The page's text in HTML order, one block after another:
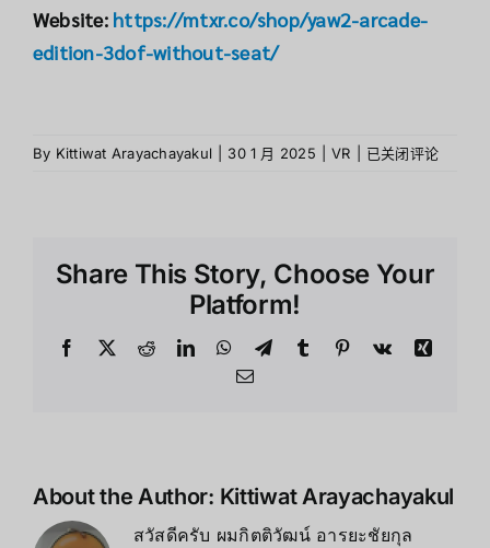
Website: https://mtxr.co/shop/yaw2-arcade-
edition-3dof-without-seat/
By Kittiwat Arayachayakul 30 1 月 2025 VR
ประสบการณ์
ประหยัด
3DoF
已关闭评论
Share This Story, Choose Your
Platform!
Facebook
X RedditLinkedInWhatsApp
TelegramTumblr Pinterest
Vk
Xing
Email
About the Author: Kittiwat Arayachayakul
สวัสดีครับ ผมกิตติวัฒน์ อารยะชัยกุล